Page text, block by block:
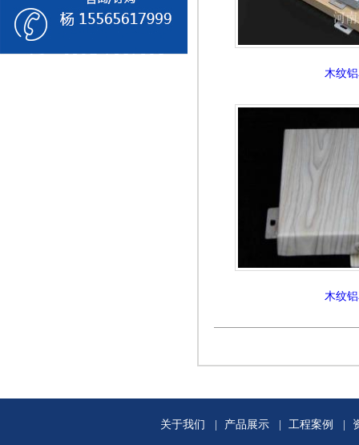
木纹
木纹
关于我们 产品展示 工程案例